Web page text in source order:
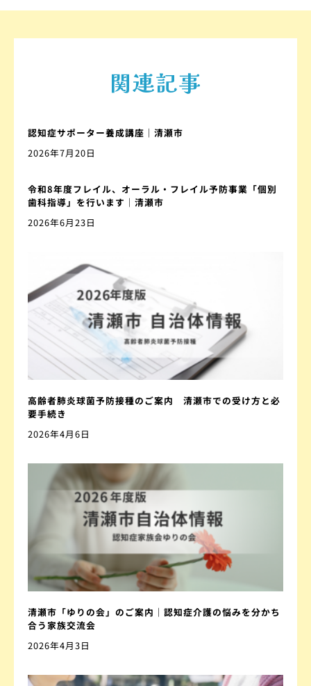
関連記事
認知症サポーター養成講座｜清瀬市
2026年7月20日
令和8年度フレイル、オーラル・フレイル予防事業「個別
歯科指導」を行います｜清瀬市
2026年6月23日
高齢者肺炎球菌予防接種のご案内 清瀬市での受け方と必
要手続き
2026年4月6日
清瀬市「ゆりの会」のご案内｜認知症介護の悩みを分かち
合う家族交流会
2026年4月3日